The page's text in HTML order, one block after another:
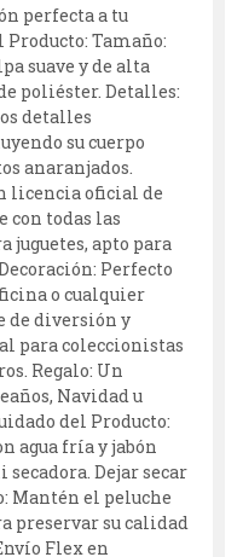
perfecta a tu
Tamaño:
suave y de alta
poliéster. Detalles:
detalles
su cuerpo
anaranjados.
licencia oficial de
con todas las
juguetes, apto para
Perfecto
o cualquier
de diversión y
para coleccionistas
Regalo: Un
Navidad u
del Producto:
agua fría y jabón
secadora. Dejar secar
el peluche
preservar su calidad
Flex en